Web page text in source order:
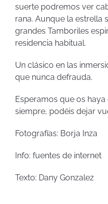
suerte podremos ver
rana. Aunque la estrella
grandes Tamboriles
residencia habitual.
Un clásico en las
que nunca defrauda.
Esperamos que os
siempre, podéis dejar
Fotografías: Borja Inza
Info: fuentes de internet
Texto: Dany Gonzalez